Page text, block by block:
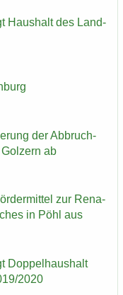
Haus­halt des Land­
der Ab­bruch­
ab
zur Re­na­
in Pöhl aus
Dop­pel­haus­halt
2020